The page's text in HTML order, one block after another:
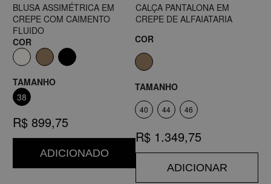
BLUSA ASSIMÉTRICA EM
CREPE COM CAIMENTO
FLUIDO
COR
TAMANHO
38
R$ 899,75
ADICIONADO
CALÇA PANTALONA EM
CREPE DE ALFAIATARIA
COR
TAMANHO
40 44 46
R$ 1.349,75
ADICIONAR